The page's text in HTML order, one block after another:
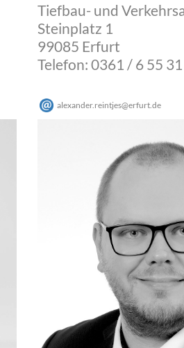
Tiefbau- und
Steinplatz 1
99085 Erfurt
Telefon: 0361 / 6 55
alexander.reintjes@erfurt .de